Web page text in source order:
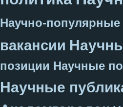
Научно-
вакансии
позиции Научные
Научные